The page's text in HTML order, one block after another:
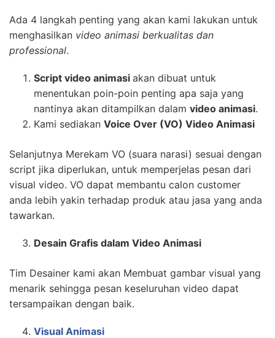
Ada 4 langkah penting yang akan kami lakukan untuk
menghasilkan video animasi berkualitas dan
professional.
Script video animasi akan dibuat untuk
menentukan poin-poin penting apa saja yang
nantinya akan ditampilkan dalam video animasi.
Kami sediakan Voice Over (VO) Video Animasi
Selanjutnya Merekam VO (suara narasi) sesuai dengan
script jika diperlukan, untuk memperjelas pesan dari
visual video. VO dapat membantu calon customer
anda lebih yakin terhadap produk atau jasa yang anda
tawarkan.
Desain Grafis dalam Video Animasi
Tim Desainer kami akan Membuat gambar visual yang
menarik sehingga pesan keseluruhan video dapat
tersampaikan dengan baik.
Visual Animasi